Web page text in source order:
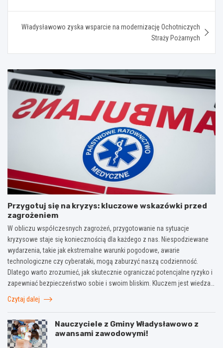
Władysławowo zyska wsparcie na modernizację Ochotniczych
Straży Pożarnych
Przygotuj się na kryzys: kluczowe wskazówki przed
zagrożeniem
W obliczu współczesnych zagrożeń, przygotowanie na sytuacje
kryzysowe staje się koniecznością dla każdego z nas. Niespodziewane
wydarzenia, takie jak ekstremalne warunki pogodowe, awarie
technologiczne czy cyberataki, mogą zaburzyć naszą codzienność.
Dlatego warto zrozumieć, jak skutecznie ograniczać potencjalne ryzyko i
zapewniać bezpieczeństwo sobie i swoim bliskim. Kluczem jest wiedza…
Czytaj dalej
Nauczyciele z Gminy Władysławowo z
awansami zawodowymi!